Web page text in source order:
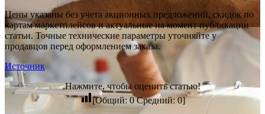
Цены указаны без учета акционных предложений, скидок по
картам маркетплейсов и актуальные на момент публикации
статьи. Точные технические параметры уточняйте у
продавцов перед оформлением заказа.
Источник
Нажмите, чтобы оценить статью!
[Общий: 0Средний:0]